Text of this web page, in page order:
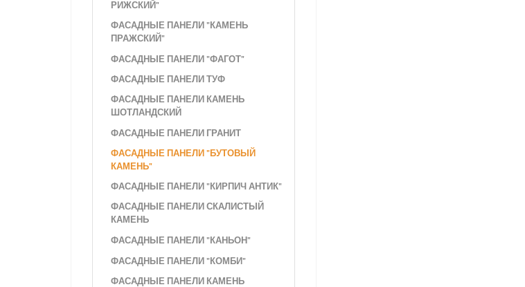
РИЖСКИЙ"
ФАСАДНЫЕ ПАНЕЛИ "КАМЕНЬ
ПРАЖСКИЙ"
ФАСАДНЫЕ ПАНЕЛИ "ФАГОТ"
ФАСАДНЫЕ ПАНЕЛИ ТУФ
ФАСАДНЫЕ ПАНЕЛИ КАМЕНЬ
ШОТЛАНДСКИЙ
ФАСАДНЫЕ ПАНЕЛИ ГРАНИТ
ФАСАДНЫЕ ПАНЕЛИ "БУТОВЫЙ
КАМЕНЬ"
ФАСАДНЫЕ ПАНЕЛИ "КИРПИЧ АНТИК"
ФАСАДНЫЕ ПАНЕЛИ СКАЛИСТЫЙ
КАМЕНЬ
ФАСАДНЫЕ ПАНЕЛИ "КАНЬОН"
ФАСАДНЫЕ ПАНЕЛИ "КОМБИ"
ФАСАДНЫЕ ПАНЕЛИ КАМЕНЬ